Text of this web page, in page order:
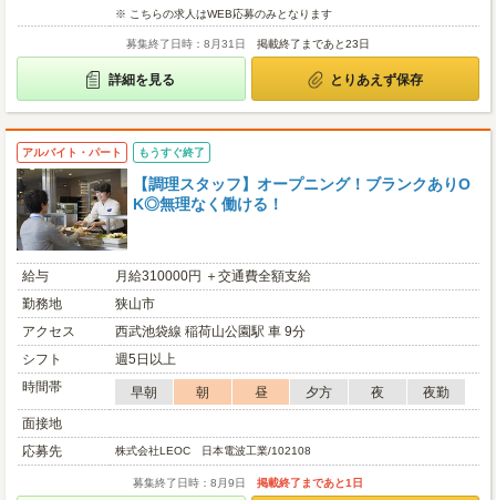
※ こちらの求人はWEB応募のみとなります
募集終了日時：8月31日 掲載終了まであと23日
詳細を見る とりあえず保存
アルバイト・パート もうすぐ終了
【調理スタッフ】オープニング！ブランクありO
K◎無理なく働ける！
給与
月給310000円 ＋交通費全額支給
勤務地
狭山市
アクセス
西武池袋線 稲荷山公園駅 車 9分
シフト
週5日以上
時間帯
早朝 朝 昼 夕方 夜
夜勤
面接地
応募先
株式会社LEOC 日本電波工業/102108
募集終了日時：8月9日 掲載終了まであと1日